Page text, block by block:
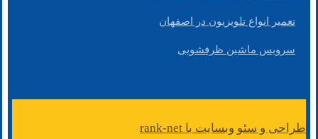
تعمیر انواع تلویزیون در اصفهان
سرویس ماشین ظرفشویی
طراحی و سئو وبسایت با rank-net